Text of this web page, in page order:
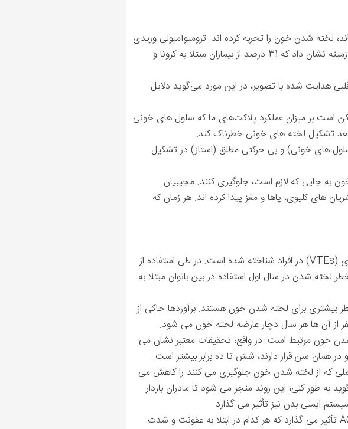
لخته شدن خون را تجربه کرده اند. ترومبوآمبولی وریدی
(VTEs) معمولاً در بیماران بستری شده ICU گزارش می‌شود. یک مطالعه معتبر در این زمینه نشان داد که 31 درصد از بیماران مبتلا به کرونا و
هدایت‌ شده با تصویر، در این مورد می‌گوید دلایل
است بر میزان عملکرد پلاکت‌های ما که سلول ‌های خونی
تشکیل لخته‌ های خونی خطرناک کند.
‌های خونی) و بی ‌حرکتی مطلق (استاز) در تشکیل
به جایی که لازم است، جلوگیری کنند. مجیبیان
‌های کلیوی، پاها و مغز پیدا کرده ‌اند. هر زمان که
طبق گفته گلدنبرگ، استروژن به عنوان یک عامل افزایش خطر ابتلا به ترومبوآمبولی وریدی (VTEs) در افراد شناخته شده است. در طی استفاده از
لخته شدن در سال اول استفاده در بین بانوان مبتلا به
بیشتری برای لخته شدن خون هستند. برآوردها حاکی از
خون مرتبط است. در واقع، تحقیقات معتبر نشان می
و در همان سن قرار دارند، شش تا ده برابر بیشتر است.
که از لخته شدن خون جلوگیری می کنند را کاهش می
طور کلی، این روند منجر می شود تا مادران باردار
ایمنی بدن نیز تأثیر می گذارد.
گلدنبرگ می‌گوید: «استروژن بر پاسخ ایمنی و سلول‌های T و همچنین گیرنده‌های ACE-2 تأثیر می ‌گذارد که هر کدام در ابتلا به عفونت و شدت